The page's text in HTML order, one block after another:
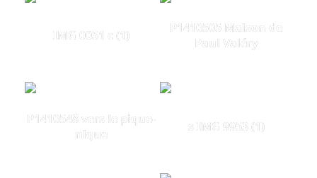
IMG 0051 c (1)
P1410505 Maison de
Paul Valéry
P1410548 vers le pique-
nique
s IMG 9953 (1)